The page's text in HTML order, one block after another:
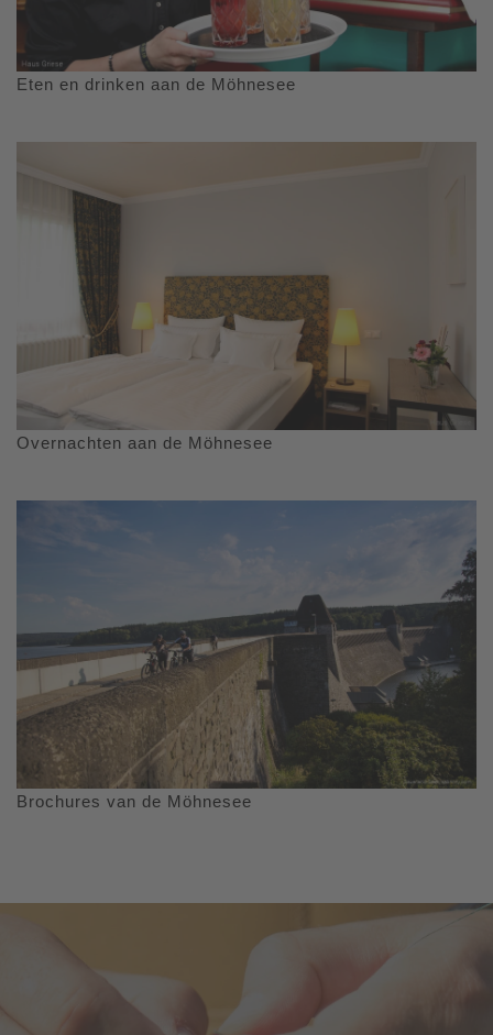
Eten en drinken aan de Möhnesee
Overnachten aan de Möhnesee
Brochures van de Möhnesee